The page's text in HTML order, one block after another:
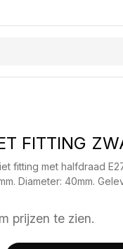
FITTING
fitting met halfdraad
Diameter: 40mm.
prijzen te zien.